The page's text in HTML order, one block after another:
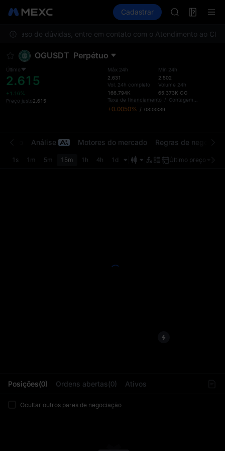
TradFi Information
Cadastrar
SPCX
HFT
CASHCAT
HFT
caso de dúvidas, entre em contato com o Atendimento ao
OGUSDT Perpétuo
Último
2.615
+1.16%
Preço justo2.615
Máx 24h
2.631
Vol. 24h completo
166.794K
Mín 24h
2.502
Volume 24h
65.373K OG
Taxa de financiamento /
+0.0050% / 03:00:39
Posições(0) Ordens abertas(0) Ativos
Ocultar outros pares de negociação
Análise Motores do mercado Regras de
1s 1m 5m 15m 1h 4h 1d Último preço